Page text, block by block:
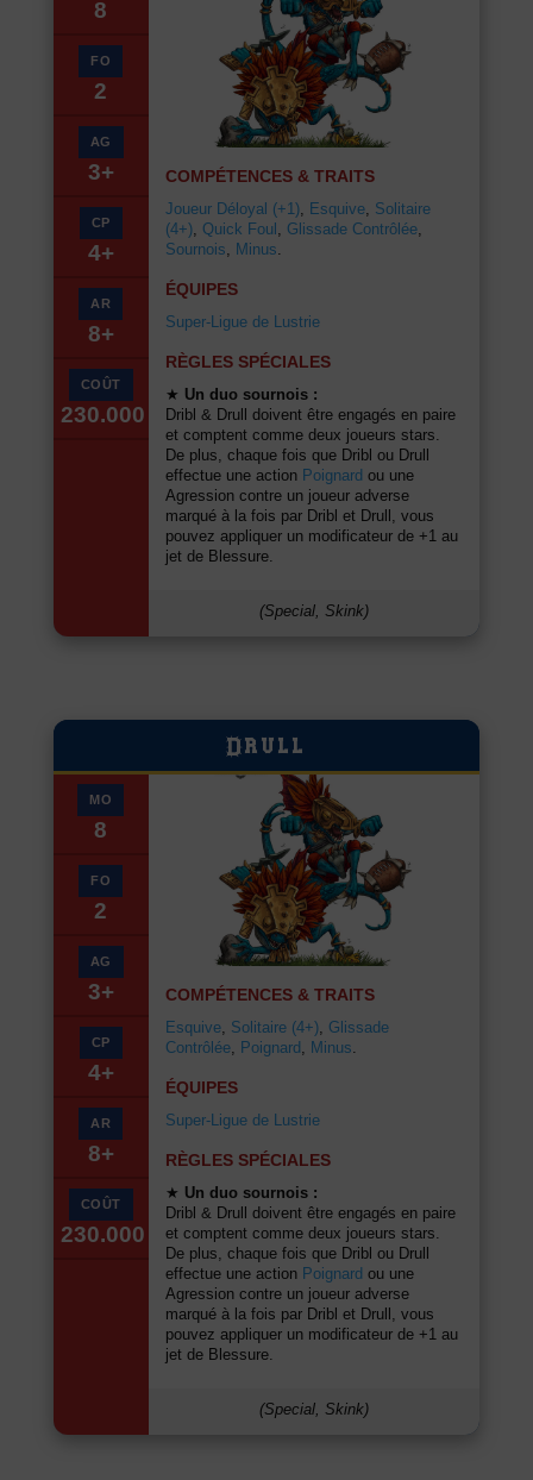
8
FO
2
AG
3+
CP
4+
AR
8+
COÛT
230.000
COMPÉTENCES & TRAITS
Joueur Déloyal (+1), Esquive, Solitaire
(4+), Quick Foul Glissade Contrôlée,
Sournois
Minus
ÉQUIPES
Super-Ligue de Lustrie
RÈGLES SPÉCIALES
★ Un duo sournois :
Dribl & Drull doivent être engagés en paire
et comptent comme deux joueurs stars.
De plus, chaque fois que Dribl ou Drull
effectue une action Poignard ou une
Agression contre un joueur adverse
marqué à la fois par Dribl et Drull, vous
pouvez appliquer un modificateur de +1 au
jet de Blessure.
(Special, Skink)
Drull
MO
8
FO
2
AG
3+
CP
4+
AR
8+
COÛT
230.000
COMPÉTENCES & TRAITS
Esquive, Solitaire (4+), Glissade
Contrôlée, Poignard Minus
ÉQUIPES
Super-Ligue de Lustrie
RÈGLES SPÉCIALES
★ Un duo sournois :
Dribl & Drull doivent être engagés en paire
et comptent comme deux joueurs stars.
De plus, chaque fois que Dribl ou Drull
effectue une action Poignard ou une
Agression contre un joueur adverse
marqué à la fois par Dribl et Drull, vous
pouvez appliquer un modificateur de +1 au
jet de Blessure.
(Special, Skink)